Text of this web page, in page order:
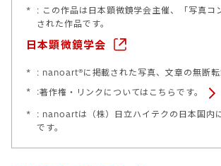
*
: この作品は日本顕微鏡学会主催、「写真コ
された作品です。
日本顕微鏡学会
*
: nanoart®に掲載された写真、文章の無断転
*
:著作権・リンクについてはこちらです。
*
: nanoartは（株）日立ハイテクの日本国内
です。